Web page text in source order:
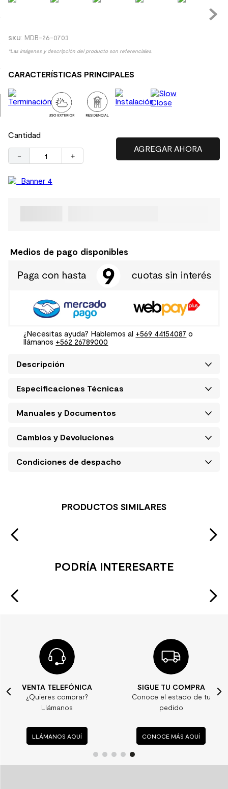
: MDB-26-0703
*Las imágenes y descripción del producto son referenciales.
CARACTERÍSTICAS PRINCIPALES
Cantidad
＋
－
Medios de pago disponibles
¿Necesitas ayuda? Hablemos al +569 44154087 o
llámanos +562 26789000
Descripción
Especificaciones Técnicas
Manuales y Documentos
Cambios y Devoluciones
Condiciones de despacho
PRODUCTOS SIMILARES
PODRÍA INTERESARTE
VENTA TELEFÓNICA
¿Quieres comprar?
Llámanos
LLÁMANOS AQUÍ
SIGUE TU COMPRA
Conoce el estado de tu
pedido
CONOCE MÁS AQUÍ